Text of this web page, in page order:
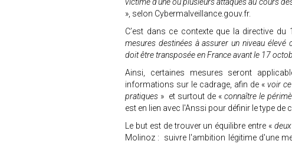
», selon Cybermalveillance.gouv.fr.
C’est dans ce contexte que la directive du
mesures destinées à assurer un niveau élevé
doit être transposée en France avant le 17
Ainsi, certaines mesures seront
informations sur le cadrage, afin de «voir
pratiques » et surtout de « connaître le
est en lien avec l'Anssi pour définir le type
Le but est de trouver un équilibre entre «
Molinoz : suivre l'ambition légitime d'une